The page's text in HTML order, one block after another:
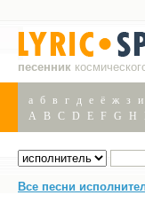
песенник
а б в г д е ё ж з и
A
B C D E F G H
Все песни